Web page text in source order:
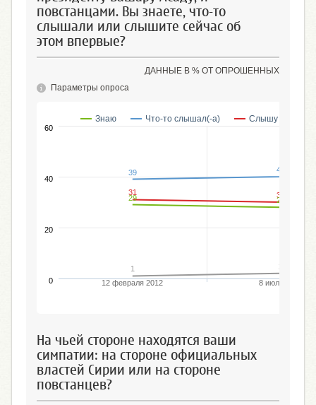
повстанцами. Вы знаете, что-то
слышали или слышите сейчас об
этом впервые?
ДАННЫЕ В % ОТ ОПРОШЕННЫХ
Параметры опроса
1 2
31 30
39 40
29 28
Знаю Что-то слышал(-а) Слышу сейчас
12 февраля 2012 8 июля 2012
0
20
40
60
На чьей стороне находятся ваши
симпатии: на стороне официальных
властей Сирии или на стороне
повстанцев?